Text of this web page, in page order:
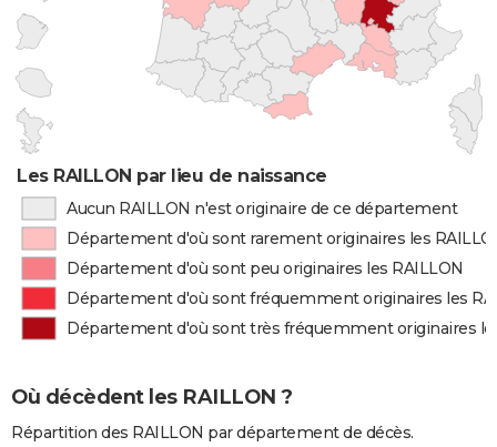
Les RAILLON par lieu de naissance
Aucun RAILLON n'est originaire de ce département
Département d'où sont rarement originaires les
Département d'où sont peu originaires les RAILLON
Département d'où sont fréquemment originaires les
Département d'où sont très fréquemment originaires
Où décèdent les RAILLON ?
Répartition des RAILLON par département de décès.